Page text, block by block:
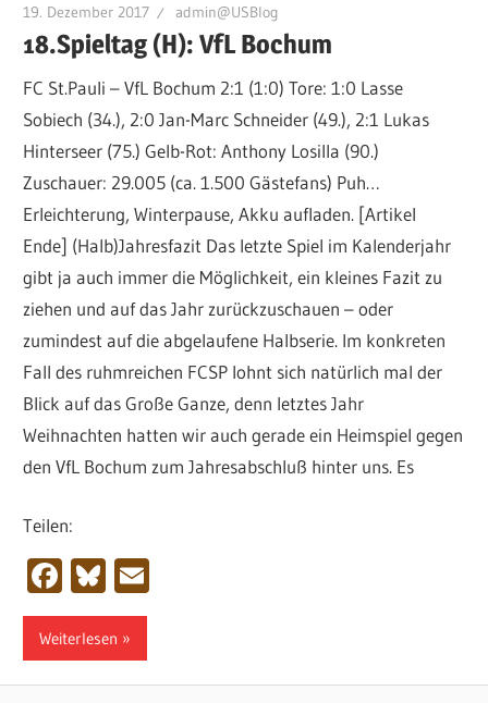
19. Dezember 2017 admin@USBlog
18.Spieltag (H): VfL Bochum
FC St.Pauli – VfL Bochum 2:1 (1:0) Tore: 1:0 Lasse
Sobiech (34.), 2:0 Jan-Marc Schneider (49.), 2:1 Lukas
Hinterseer (75.) Gelb-Rot: Anthony Losilla (90.)
Zuschauer: 29.005 (ca. 1.500 Gästefans) Puh…
Erleichterung, Winterpause, Akku aufladen. [Artikel
Ende] (Halb)Jahresfazit Das letzte Spiel im Kalenderjahr
gibt ja auch immer die Möglichkeit, ein kleines Fazit zu
ziehen und auf das Jahr zurückzuschauen – oder
zumindest auf die abgelaufene Halbserie. Im konkreten
Fall des ruhmreichen FCSP lohnt sich natürlich mal der
Blick auf das Große Ganze, denn letztes Jahr
Weihnachten hatten wir auch gerade ein Heimspiel gegen
den VfL Bochum zum Jahresabschluß hinter uns. Es
Teilen:
Facebook
Bluesky
Weiterlesen